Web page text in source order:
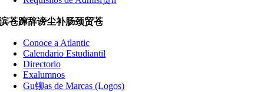
滨苍蹿辞谤尘补肠颈贸苍
Conoce a Atlantic
Calendario Estudiantil
Directorio
Exalumnos
Gu铆as de Marcas (Logos)